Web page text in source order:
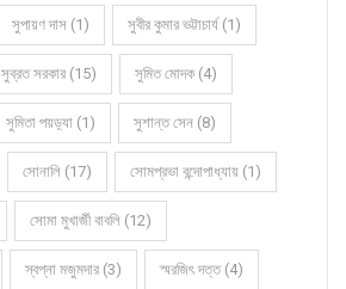
সুপায়ণ দাস (1) সুবীর কুমার ভট্টাচার্য (1)
সুব্রত সরকার (15) সুমিত মোদক (4)
সুমিতা পয়ড়্যা (1) সুশান্ত সেন (8)
সোনালি (17) সোমপ্রভা বন্দোপাধ্যায় (1)
সোমা মুখার্জী বাবলি (12)
স্বপ্না মজুমদার (3) স্মরজিৎ দত্ত (4)